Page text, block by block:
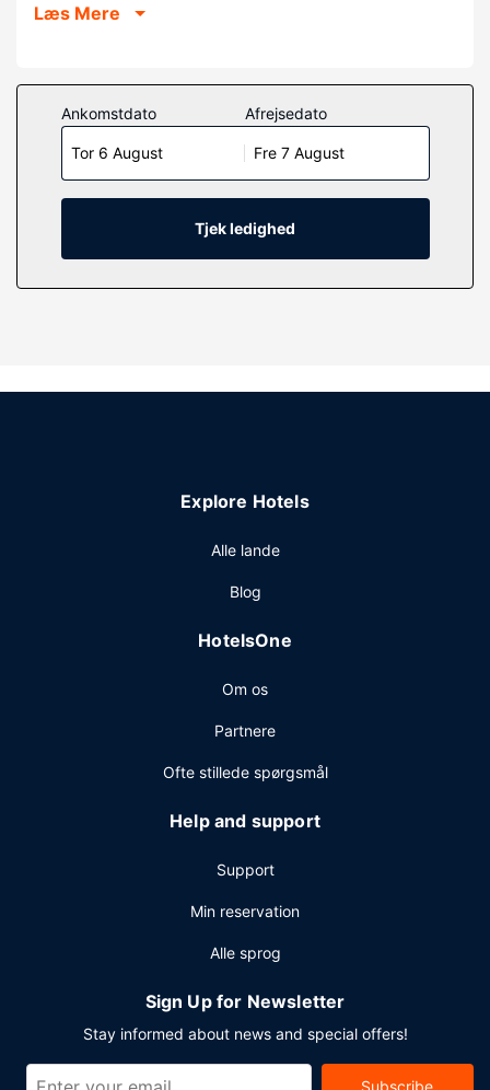
0,3 km fra North Adams City Hall og 0,3 km fra North
Føl dig hjemme i et af de 90 værelser, der indeholder
køleskab og mikrobølgeovn. Der er et 55-tommers
fladskærms-tv med kabelkanaler, som sørger for
underholdningen, og med gratis Wi-Fi kan du altid komme
på nettet. Værelset har et privat badeværelse med en
kombination af bruser/badekar samt gratis toiletartikler og
hårtørrer. Faciliteter inkluderer skriveborde og
fitnesscenter. Andre faciliteter på dette hotel inkluderer
døgnåben reception og bagageopbevaring. Dette hotel
selvstændig parkering er til rådighed på stedet.
Læs Mere
Ankomstdato
Tor 6 August
Afrejsedato
Fre 7 August
Tjek ledighed
Explore Hotels
Alle lande
Blog
HotelsOne
Om os
Partnere
Ofte stillede spørgsmål
Help and support
Support
Min reservation
Alle sprog
Sign Up for Newsletter
Stay informed about news and special offers!
Subscribe